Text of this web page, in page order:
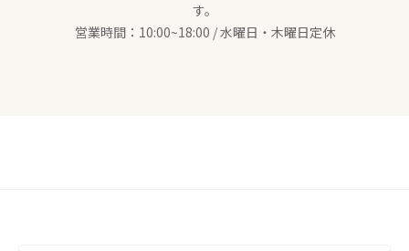
す。
営業時間：10:00~18:00 / 水曜日・木曜日定休